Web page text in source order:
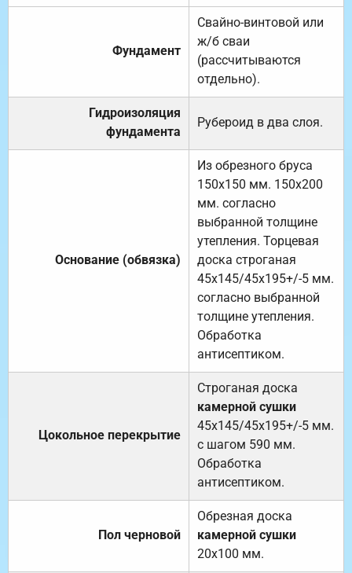
Фундамент
Свайно-винтовой или
ж/б сваи
(рассчитываются
отдельно).
Гидроизоляция
фундамента
Рубероид в два слоя.
Основание (обвязка)
Из обрезного бруса
150х150 мм. 150х200
мм. согласно
выбранной толщине
утепления. Торцевая
доска строганая
45х145/45х195+/-5 мм.
согласно выбранной
толщине утепления.
Обработка
антисептиком.
Цокольное перекрытие
Строганая доска
камерной сушки
45х145/45х195+/-5 мм.
с шагом 590 мм.
Обработка
антисептиком.
Пол черновой
Обрезная доска
камерной сушки
20х100 мм.